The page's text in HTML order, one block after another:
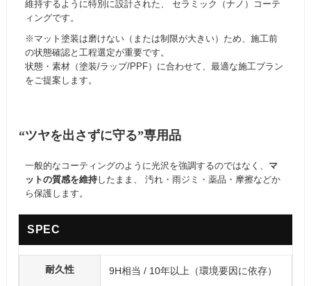
維持するように特別に設計された、 セラミック（ナノ）コーテ
ィングです。
※マット塗装は磨けない（または制限が大きい）ため、施工前
の状態確認と工程選定が重要です。
状態・素材（塗装/ラップ/PPF）に合わせて、最適な施工プラン
をご提案します。
“ツヤを出さずに守る”専用品
一般的なコーティングのように光沢を強調するのではなく、 マ
ットの質感を維持したまま、 汚れ・雨ジミ・薬品・摩擦などか
ら保護します。
SPEC
耐久性 9H相当 / 10年以上（環境要因に依存）